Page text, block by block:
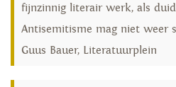
fijnzinnig literair werk, als
Antisemitisme mag niet weer
Guus Bauer, Literatuurplein